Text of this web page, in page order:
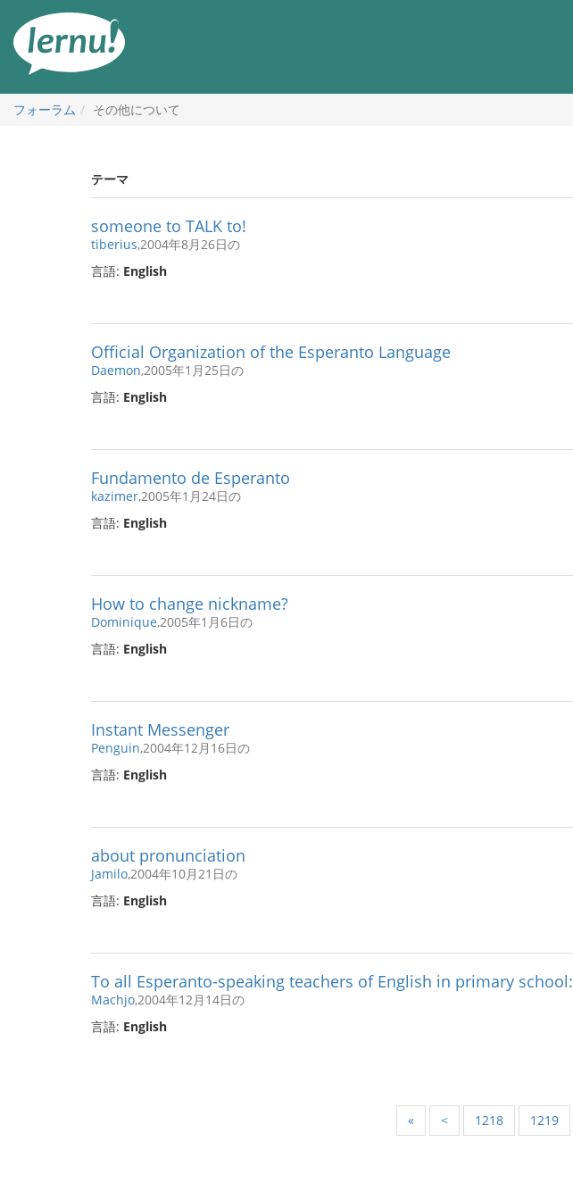
フォーラム その他について
テーマ
someone to TALK to!
tiberius,2004年8月26日の
言語: English
Official Organization of the Esperanto Language
Daemon,2005年1月25日の
言語: English
Fundamento de Esperanto
kazimer,2005年1月24日の
言語: English
How to change nickname?
Dominique,2005年1月6日の
言語: English
Instant Messenger
Penguin,2004年12月16日の
言語: English
about pronunciation
Jamilo,2004年10月21日の
言語: English
To all Esperanto-speaking teachers of English in primary school:
Machjo,2004年12月14日の
言語: English
« < 1218 1219